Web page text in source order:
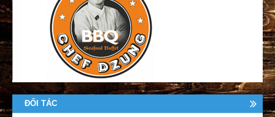
ĐỐI TÁC